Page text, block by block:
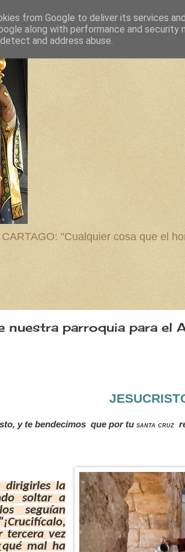
"Cualquier cosa que el
nuestra parroquia para el
y te bendecimos que por tu santa cruz
dirigirles la
soltar a
seguían
tercera vez
mal ha
from Google to deliver its services
along with performance and
and address abuse.